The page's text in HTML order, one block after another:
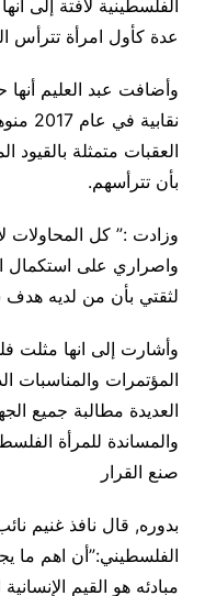
الفلسطينية لافتة إلى
عدة كأول امرأة تترأس
وأضافت عبد العليم
العقبات متمثلة بالقيود
بأن تترأسهم.
وزادت :” كل المحاولات
واصراري على استكمال
لثقتي بأن من لديه
وأشارت إلى انها مثلت
المؤتمرات والمناسبات
العديدة مطالبة جميع
والمساندة للمرأة
صنع القرار
بدوره, قال نافذ غنيم
الفلسطيني:”أن اهم ما
مبادئه هو القيم